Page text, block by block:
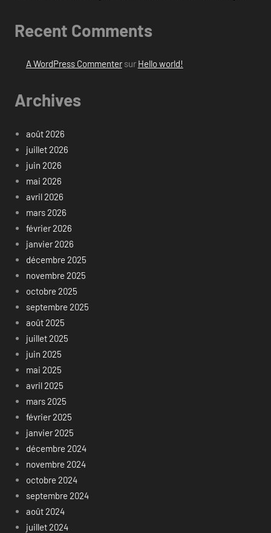
Recent Comments
A WordPress Commentersur Hello world!
Archives
août 2026
juillet 2026
juin 2026
mai 2026
avril 2026
mars 2026
février 2026
janvier 2026
décembre 2025
novembre 2025
octobre 2025
septembre 2025
août 2025
juillet 2025
juin 2025
mai 2025
avril 2025
mars 2025
février 2025
janvier 2025
décembre 2024
novembre 2024
octobre 2024
septembre 2024
août 2024
juillet 2024